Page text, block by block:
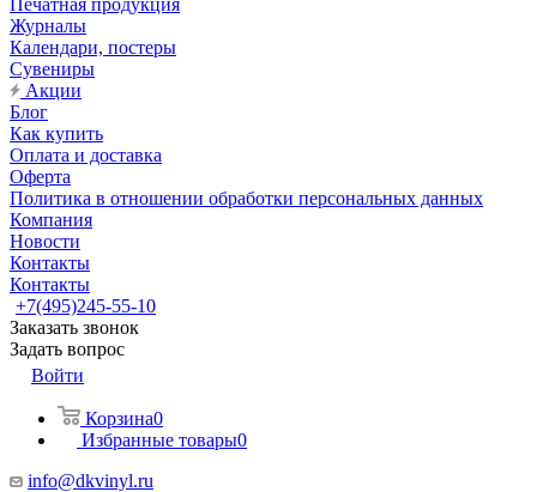
Печатная продукция
Журналы
Календари, постеры
Сувениры
Акции
Блог
Как купить
Оплата и доставка
Оферта
Политика в отношении обработки персональных данных
Компания
Новости
Контакты
Контакты
+7(495)245-55-10
Заказать звонок
Задать вопрос
Войти
Корзина0
Избранные товары0
info@dkvinyl.ru